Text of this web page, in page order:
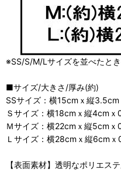
※SS/S/M/Lサイズを並べたと
■サイズ/大きさ/厚み(約)
SSサイズ：横15cmｘ縦
Ｓサイズ：横18cmｘ縦4cm
Ｍサイズ：横22cmｘ縦5cm
Ｌサイズ：横28cmｘ縦6cm
【表面素材】透明なポリエス